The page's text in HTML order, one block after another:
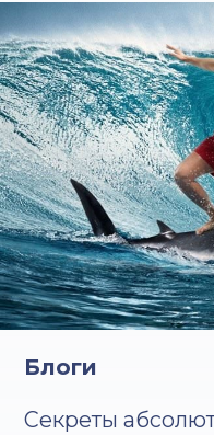
Блоги
Секреты